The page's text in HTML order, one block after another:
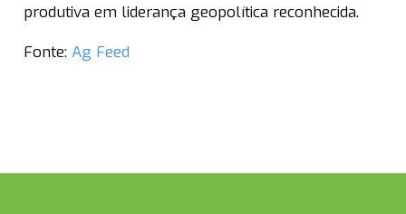
produtiva em liderança geopolítica reconhecida.
Fonte: Ag Feed